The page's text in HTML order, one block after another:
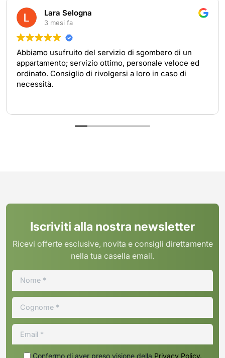
Lara Selogna
3 mesi fa
Abbiamo usufruito del servizio di sgombero di un
appartamento; servizio ottimo, personale veloce ed
ordinato. Consiglio di rivolgersi a loro in caso di
necessità.
Iscriviti alla nostra newsletter
Ricevi offerte esclusive, novita e consigli direttamente
nella tua casella email.
Confermo di aver preso visione della Privacy Policy.